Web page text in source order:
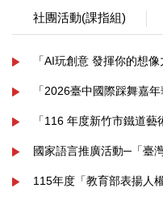
社團活動(課指組)
「AI玩創意 發揮你的想
「2026臺中國際踩舞嘉
「116 年度新竹市鐵道藝
115年度「教育部表揚人